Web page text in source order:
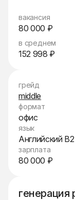
вакансия
80 000 ₽
в среднем
152 998 ₽
грейд
middle
формат
офис
язык
Английский B2
зарплата
80 000 ₽